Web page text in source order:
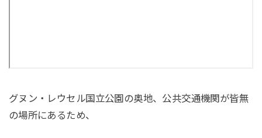
グヌン・レウセル国立公園の奥地、公共交通機関が皆無
の場所にあるため、